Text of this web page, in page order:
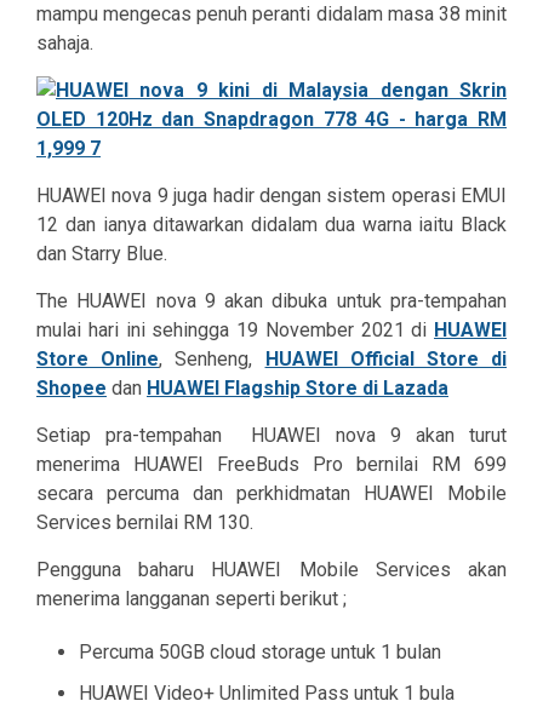
mampu mengecas penuh peranti didalam masa 38 minit
sahaja.
HUAWEI nova 9 juga hadir dengan sistem operasi EMUI
12 dan ianya ditawarkan didalam dua warna iaitu Black
dan Starry Blue.
The HUAWEI nova 9 akan dibuka untuk pra-tempahan
mulai hari ini sehingga 19 November 2021 di HUAWEI
Store Online,Senheng, HUAWEI Official Store di
Shopee dan HUAWEI Flagship Store di Lazada
Setiap pra-tempahan HUAWEI nova 9 akan turut
menerima HUAWEI FreeBuds Pro bernilai RM 699
secara percuma dan perkhidmatan HUAWEI Mobile
Services bernilai RM 130.
Pengguna baharu HUAWEI Mobile Services akan
menerima langganan seperti berikut ;
Percuma 50GB cloud storage untuk 1 bulan
HUAWEI Video+ Unlimited Pass untuk 1 bula